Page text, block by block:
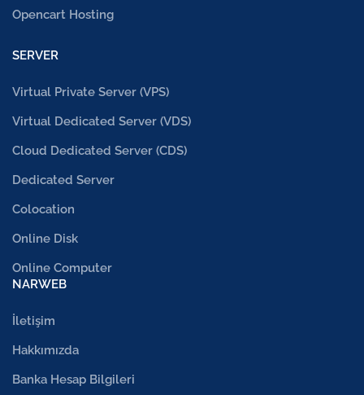
Opencart Hosting
SERVER
Virtual Private Server (VPS)
Virtual Dedicated Server (VDS)
Cloud Dedicated Server (CDS)
Dedicated Server
Colocation
Online Disk
Online Computer
NARWEB
İletişim
Hakkımızda
Banka Hesap Bilgileri